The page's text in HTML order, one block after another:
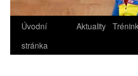
Úvodní
stránka
Aktuality